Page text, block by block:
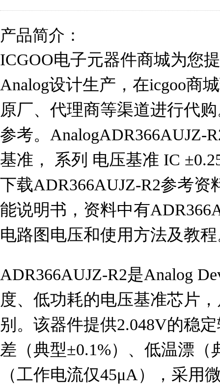
产品简介：
ICGOO电子元器件商城为您
Analog设计生产，在icgoo商
原厂、代理商等渠道进行代
参考。AnalogADR366AUJZ-
基准， 系列 电压基准 IC
下载ADR366AUJZ-R2参考资
能说明书，资料中有
电路图电压和使用方法及教
ADR366AUJZ-R2是Analog
度、低功耗的电压基准芯片
别。该器件提供2.048V的稳
差（典型±0.1%）、低温漂（
（工作电流仅45μA），采用